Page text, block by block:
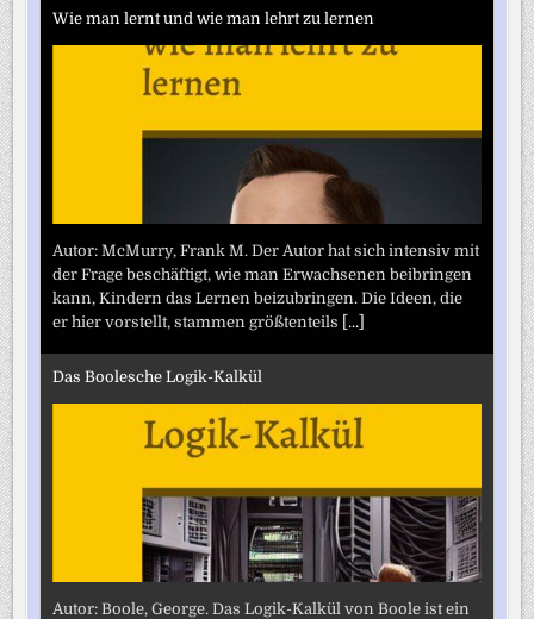
Wie man lernt und wie man lehrt zu lernen
Autor: McMurry, Frank M. Der Autor hat sich intensiv mit
der Frage beschäftigt, wie man Erwachsenen beibringen
kann, Kindern das Lernen beizubringen. Die Ideen, die
er hier vorstellt, stammen größtenteils [...]
Das Boolesche Logik-Kalkül
Autor: Boole, George. Das Logik-Kalkül von Boole ist ein